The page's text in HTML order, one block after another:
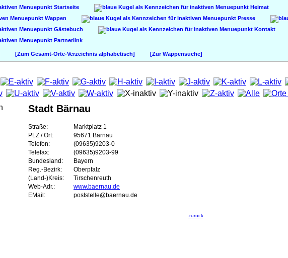
Startseite
Heimat
Wappen
Presse
Gästebuch
Kontakt
Partnerlink
[Zum Gesamt-Orte-Verzeichnis alphabetisch] [Zur Wappensuche]
Stadt Bärnau
Straße:
Marktplatz 1
PLZ / Ort:
95671 Bärnau
Telefon:
(09635)9203-0
Telefax:
(09635)9203-99
Bundesland:
Bayern
Reg.-Bezirk:
Oberpfalz
(Land-)Kreis:
Tirschenreuth
Web-Adr.:
www.baernau.de
EMail:
poststelle@baernau.de
zurück